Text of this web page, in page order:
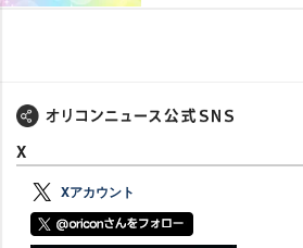
X
Xアカウント